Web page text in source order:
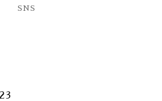
ACCESS
SNS